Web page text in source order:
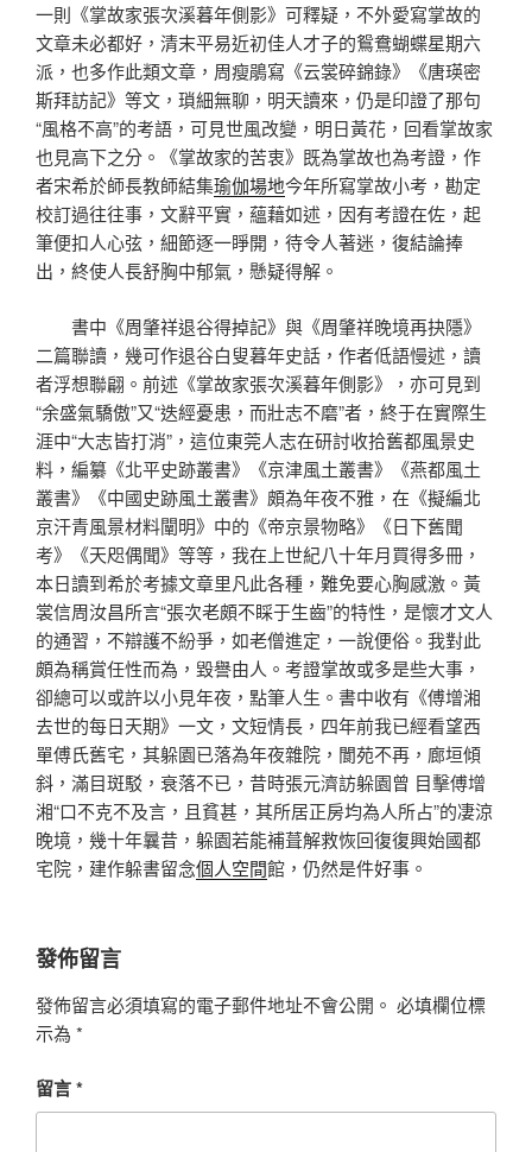
一則《掌故家張次溪暮年側影》可釋疑，不外愛寫掌故的
文章未必都好，清末平易近初佳人才子的鴛鴦蝴蝶星期六
派，也多作此類文章，周瘦鵑寫《云裳碎錦錄》《唐瑛密
斯拜訪記》等文，瑣細無聊，明天讀來，仍是印證了那句
“風格不高”的考語，可見世風改變，明日黃花，回看掌故家
也見高下之分。《掌故家的苦衷》既為掌故也為考證，作
者宋希於師長教師結集瑜伽場地今年所寫掌故小考，勘定
校訂過往往事，文辭平實，蘊藉如述，因有考證在佐，起
筆便扣人心弦，細節逐一睜開，待令人著迷，復結論捧
出，終使人長舒胸中郁氣，懸疑得解。
書中《周肇祥退谷得掉記》與《周肇祥晚境再抉隱》
二篇聯讀，幾可作退谷白叟暮年史話，作者低語慢述，讀
者浮想聯翩。前述《掌故家張次溪暮年側影》，亦可見到
“余盛氣驕傲”又“迭經憂患，而壯志不磨”者，終于在實際生
涯中“大志皆打消”，這位東莞人志在研討收拾舊都風景史
料，編纂《北平史跡叢書》《京津風土叢書》《燕都風土
叢書》《中國史跡風土叢書》頗為年夜不雅，在《擬編北
京汗青風景材料闡明》中的《帝京景物略》《日下舊聞
考》《天咫偶聞》等等，我在上世紀八十年月買得多冊，
本日讀到希於考據文章里凡此各種，難免要心胸感激。黃
裳信周汝昌所言“張次老頗不睬于生齒”的特性，是懷才文人
的通習，不辯護不紛爭，如老僧進定，一說便俗。我對此
頗為稱賞任性而為，毀譽由人。考證掌故或多是些大事，
卻總可以或許以小見年夜，點筆人生。書中收有《傅增湘
去世的每日天期》一文，文短情長，四年前我已經看望西
單傅氏舊宅，其躲園已落為年夜雜院，閬苑不再，廊垣傾
斜，滿目斑駁，衰落不已，昔時張元濟訪躲園曾 目擊傅增
湘“口不克不及言，且貧甚，其所居正房均為人所占”的凄涼
晚境，幾十年曩昔，躲園若能補葺解救恢回復復興始國都
宅院，建作躲書留念個人空間館，仍然是件好事。
發佈留言
發佈留言必須填寫的電子郵件地址不會公開。 必填欄位標
示為 *
留言*